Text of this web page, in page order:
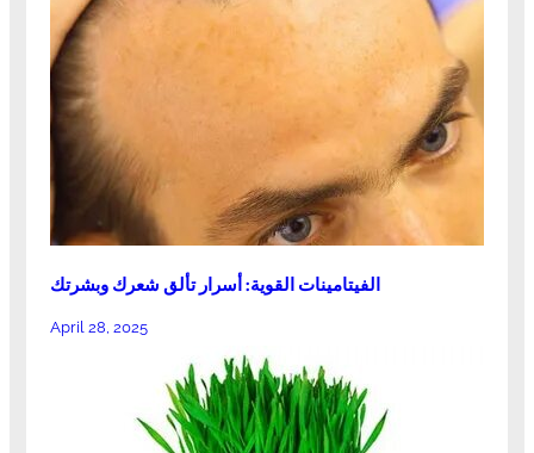
الفيتامينات القوية: أسرار تألق شعرك وبشرتك
April 28, 2025